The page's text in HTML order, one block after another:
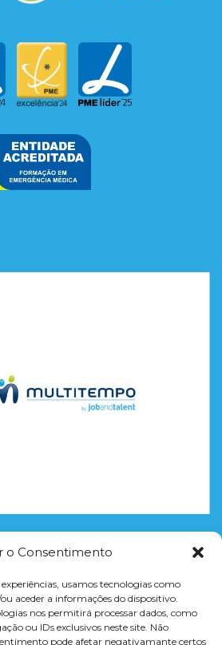
o Consentimento
usamos tecnologias como
aceder a informações do dispositivo.
nos permitirá processar dados, como
ou IDs exclusivos neste site. Não
pode afetar negativamante certos
12º ANO